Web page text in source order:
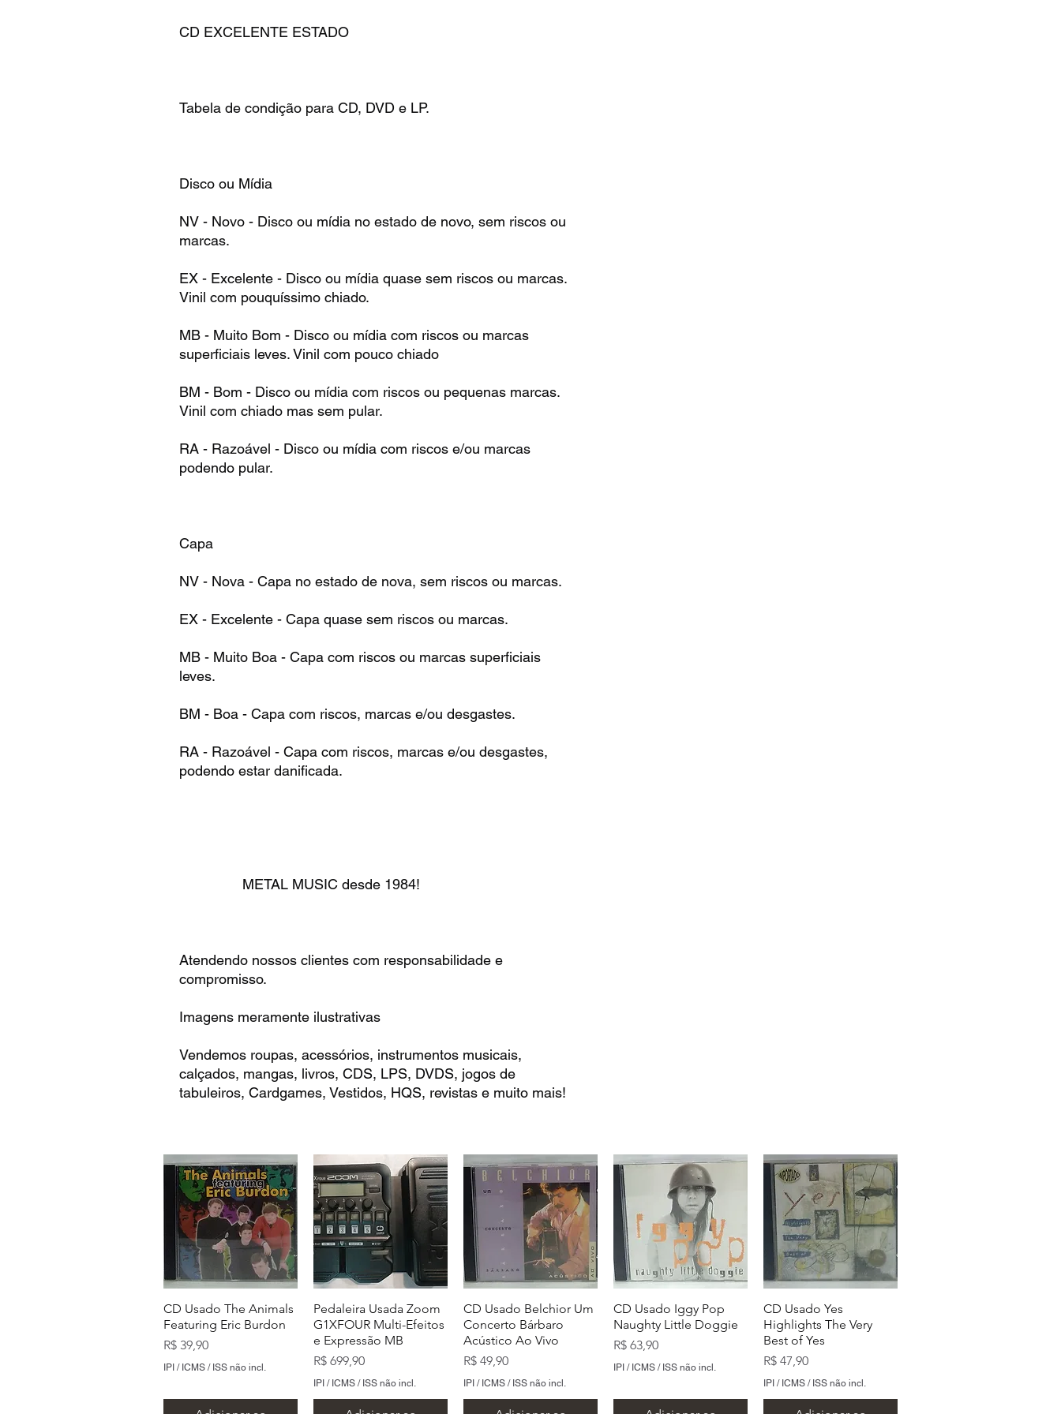
CD EXCELENTE ESTADO
Tabela de condição para CD, DVD e LP.
Disco ou Mídia
NV - Novo - Disco ou mídia no estado de novo, sem riscos ou
marcas.
EX - Excelente - Disco ou mídia quase sem riscos ou marcas.
Vinil com pouquíssimo chiado.
MB - Muito Bom - Disco ou mídia com riscos ou marcas
superficiais leves. Vinil com pouco chiado
BM - Bom - Disco ou mídia com riscos ou pequenas marcas.
Vinil com chiado mas sem pular.
RA - Razoável - Disco ou mídia com riscos e/ou marcas
podendo pular.
Capa
NV - Nova - Capa no estado de nova, sem riscos ou marcas.
EX - Excelente - Capa quase sem riscos ou marcas.
MB - Muito Boa - Capa com riscos ou marcas superficiais
leves.
BM - Boa - Capa com riscos, marcas e/ou desgastes.
RA - Razoável - Capa com riscos, marcas e/ou desgastes,
podendo estar danificada.
METAL MUSIC desde 1984!
Atendendo nossos clientes com responsabilidade e
compromisso.
Imagens meramente ilustrativas
Vendemos roupas, acessórios, instrumentos musicais,
calçados, mangas, livros, CDS, LPS, DVDS, jogos de
tabuleiros, Cardgames, Vestidos, HQS, revistas e muito mais!
CD Usado The Animals
Featuring Eric Burdon
Preço
R$ 39,90
IPI / ICMS / ISS não incl.
Pedaleira Usada Zoom
G1XFOUR Multi-Efeitos
e Expressão MB
Preço
R$ 699,90
IPI / ICMS / ISS não incl.
CD Usado Belchior Um
Concerto Bárbaro
Acústico Ao Vivo
Preço
R$ 49,90
IPI / ICMS / ISS não incl.
CD Usado Iggy Pop
Naughty Little Doggie
Preço
R$ 63,90
IPI / ICMS / ISS não incl.
CD Usado Yes
Highlights The Very
Best of Yes
Preço
R$ 47,90
IPI / ICMS / ISS não incl.